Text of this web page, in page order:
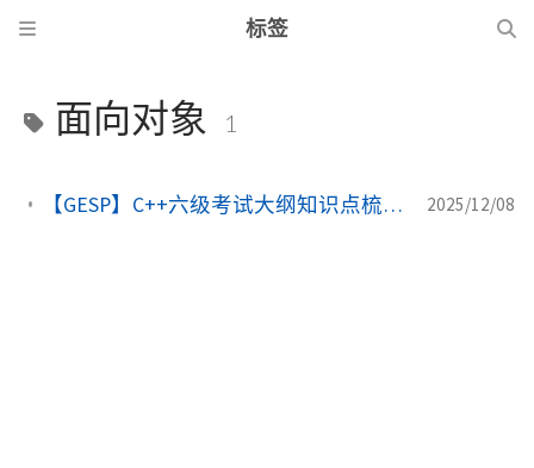
标签
面向对象 1
【GESP】C++六级考试大纲知识点梳理, (6) 面向对象编程(OOP)基础 2025/12/08